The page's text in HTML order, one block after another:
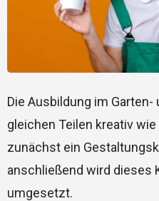
Die Ausbildung im
gleichen Teilen kreativ
zunächst ein
anschließend wird dieses
umgesetzt.